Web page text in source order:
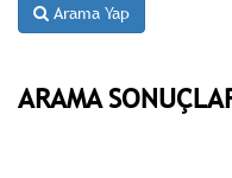
Arama Yap
ARAMA